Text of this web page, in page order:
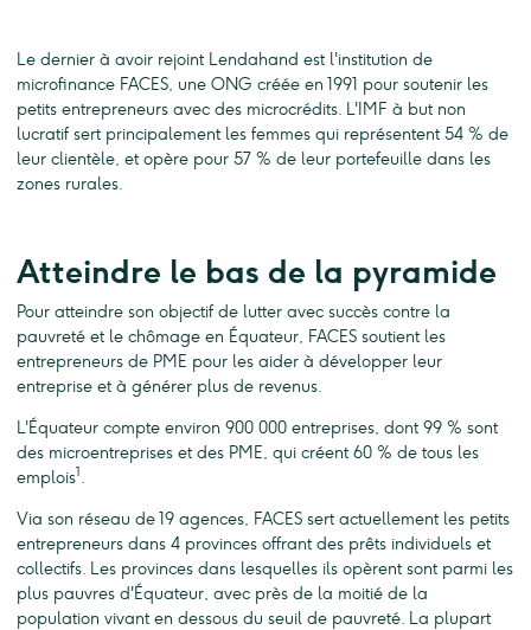
Le dernier à avoir rejoint Lendahand est l'institution de
microfinance FACES, une ONG créée en 1991 pour soutenir les
petits entrepreneurs avec des microcrédits. L'IMF à but non
lucratif sert principalement les femmes qui représentent 54 % de
leur clientèle, et opère pour 57 % de leur portefeuille dans les
zones rurales.
Atteindre le bas de la pyramide
Pour atteindre son objectif de lutter avec succès contre la
pauvreté et le chômage en Équateur, FACES soutient les
entrepreneurs de PME pour les aider à développer leur
entreprise et à générer plus de revenus.
L'Équateur compte environ 900 000 entreprises, dont 99 % sont
des microentreprises et des PME, qui créent 60 % de tous les
emplois1 .
Via son réseau de 19 agences, FACES sert actuellement les petits
entrepreneurs dans 4 provinces offrant des prêts individuels et
collectifs. Les provinces dans lesquelles ils opèrent sont parmi les
plus pauvres d'Équateur, avec près de la moitié de la
population vivant en dessous du seuil de pauvreté. La plupart